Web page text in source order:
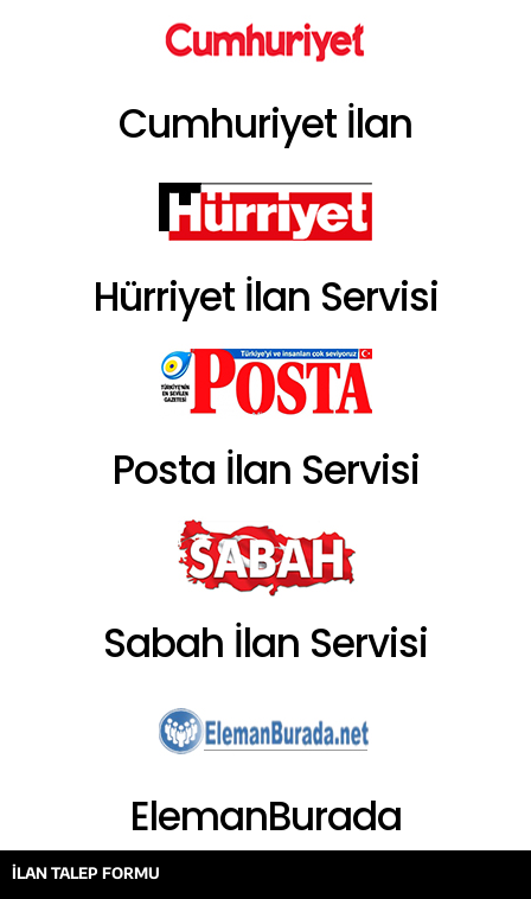
Cumhuriyet İlan
Hürriyet İlan Servisi
Posta İlan Servisi
Sabah İlan Servisi
ElemanBurada
İLAN TALEP FORMU